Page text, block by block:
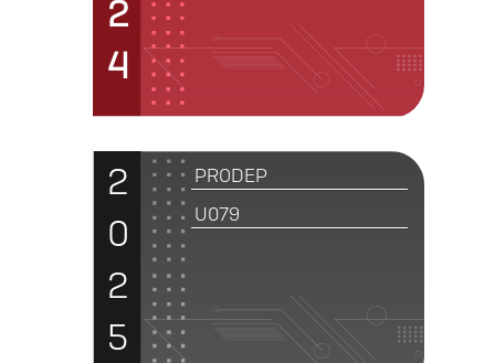
2
4
2
0
2
5
PRODEP
U079